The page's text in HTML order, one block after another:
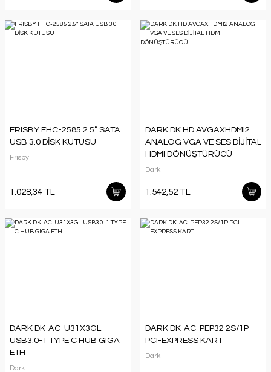
FRISBY FHC-2585 2.5” SATA
USB 3.0 DİSK KUTUSU
Frisby
1.028,34 TL
DARK DK HD AVGAXHDMI2
ANALOG VGA VE SES DİJİTAL
HDMI DÖNÜŞTÜRÜCÜ
Dark
1.542,52 TL
DARK DK-AC-U31X3GL
USB3.0-1 TYPE C HUB GIGA
ETH
Dark
DARK DK-AC-PEP32 2S/1P
PCI-EXPRESS KART
Dark